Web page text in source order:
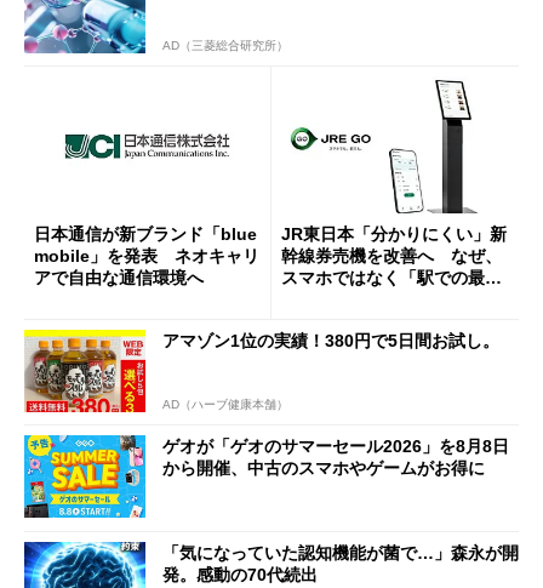
AD（三菱総合研究所）
日本通信が新ブランド「blue
mobile」を発表 ネオキャリ
アで自由な通信環境へ
JR東日本「分かりにくい」新
幹線券売機を改善へ なぜ、
スマホではなく「駅での最短
アマゾン1位の実績！380円で5日間お試し。
AD（ハーブ健康本舗）
ゲオが「ゲオのサマーセール2026」を8月8日
から開催、中古のスマホやゲームがお得に
「気になっていた認知機能が菌で…」森永が開
発。感動の70代続出